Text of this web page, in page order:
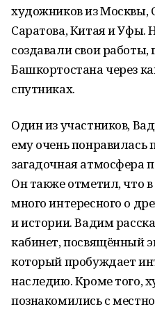
художников из Москвы,
Саратова, Китая и Уфы.
создавали свои
Башкортостана через
спутниках.
Один из участников,
ему очень понравилась
загадочная атмосфера
Он также отметил, что
много интересного о
и истории. Вадим
кабинет, посвящённый
который пробуждает
наследию. Кроме того,
познакомились с